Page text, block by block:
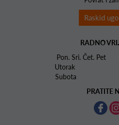
Raskid
RADNO
Pon. Sri. Čet. Pet
Utorak
Subota
PRATITE